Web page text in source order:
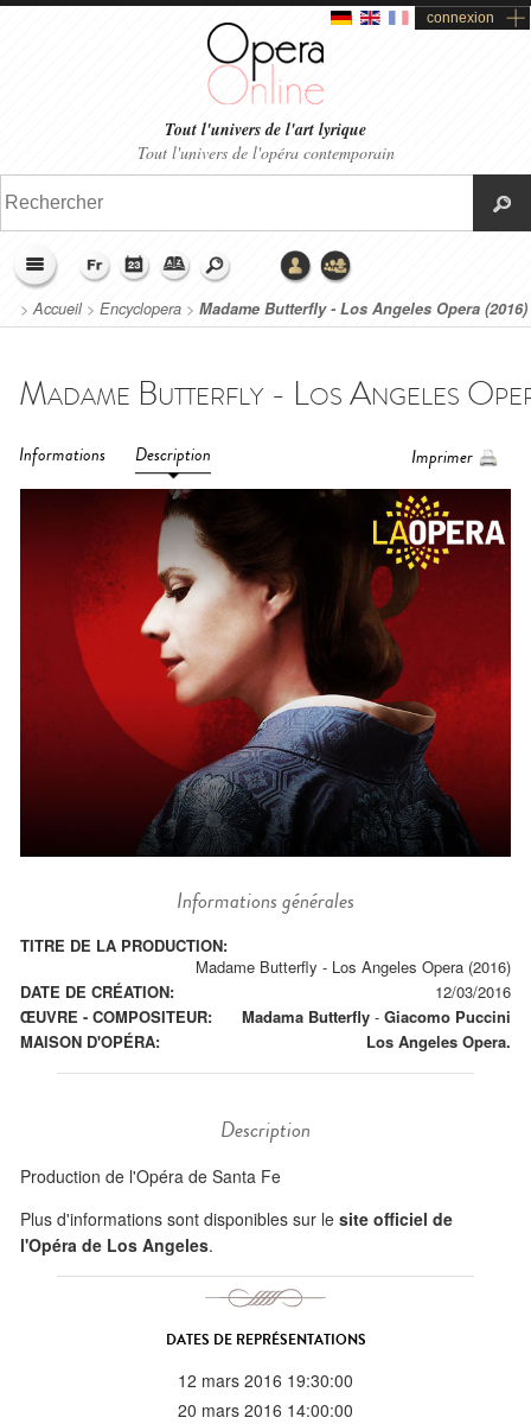
connexion
Tout l'univers de l'art lyrique
Tout l'univers de l'opéra contemporain
>Accueil> Encyclopera > Madame Butterfly - Los Angeles Opera (2016)
Informations Description Imprimer
Informations générales
TITRE DE LA PRODUCTION:
Madame Butterfly - Los Angeles Opera (2016)
DATE DE CRÉATION:
12/03/2016
ŒUVRE - COMPOSITEUR:
Madama Butterfly - Giacomo Puccini
MAISON D'OPÉRA:
Los Angeles Opera.
Description
Production de l'Opéra de Santa Fe
Plus d'informations sont disponibles sur le site officiel de
l'Opéra de Los Angeles.
DATES DE REPRÉSENTATIONS
12 mars 2016 19:30:00
20 mars 2016 14:00:00